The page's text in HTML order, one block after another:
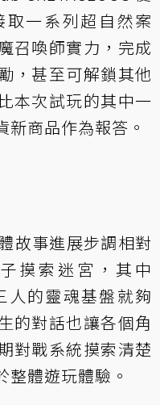
一系列超自然案
召喚師實力，完成
，甚至可解鎖其他
本次試玩的其中一
商品作為報答。
故事進展步調相對
摸索迷宮，其中
人的靈魂基盤就夠
的對話也讓各個角
對戰系統摸索清楚
體遊玩體驗。